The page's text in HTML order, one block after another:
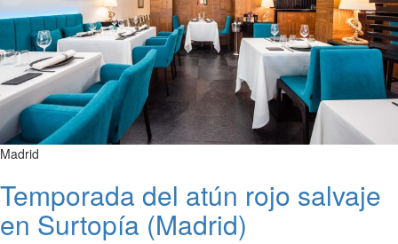
Madrid
Temporada del atún rojo salvaje
en Surtopía (Madrid)